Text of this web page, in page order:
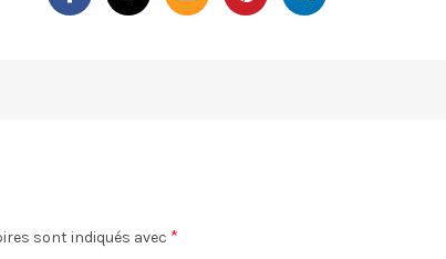
sont indiqués avec *